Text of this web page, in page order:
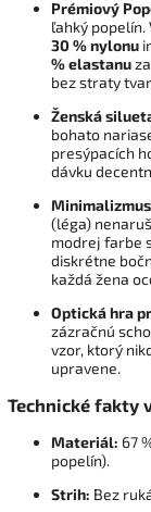
Prémiový
ľahký popelín.
30 % nylonu
% elastanu
bez straty
Ženská
bohato
presýpacích
dávku
(léga)
modrej farbe
diskrétne
každá žena
Optická hra
zázračnú
vzor, ktorý
upravene.
Technické fakty
Materiál: 67
popelín).
Strih: Bez